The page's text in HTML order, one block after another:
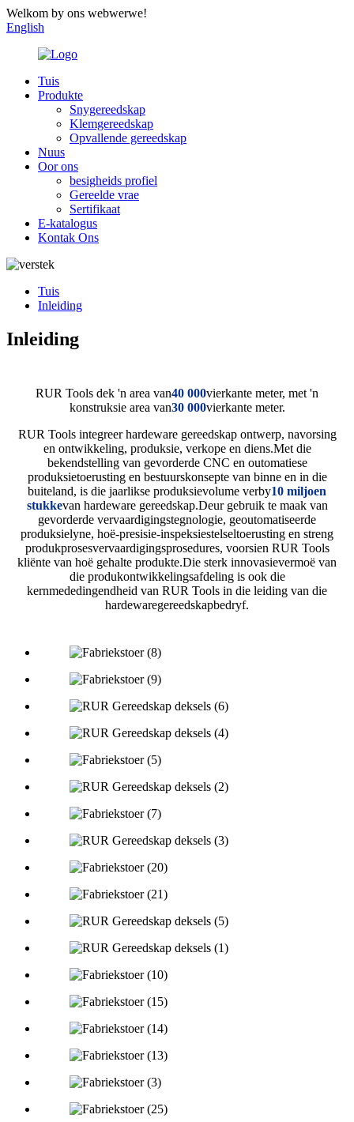
Welkom by ons webwerwe!
English
Tuis
Produkte
Snygereedskap
Klemgereedskap
Opvallende gereedskap
Nuus
Oor ons
besigheids profiel
Gereelde vrae
Sertifikaat
E-katalogus
Kontak Ons
Tuis
Inleiding
Inleiding
RUR Tools dek 'n area van40 000vierkante meter, met 'n
konstruksie area van30 000vierkante meter.
RUR Tools integreer hardeware gereedskap ontwerp, navorsing
en ontwikkeling, produksie, verkope en diens.Met die
bekendstelling van gevorderde CNC en outomatiese
produksietoerusting en bestuurskonsepte van binne en in die
buiteland, is die jaarlikse produksievolume verby10 miljoen
stukkevan hardeware gereedskap.Deur gebruik te maak van
gevorderde vervaardigingstegnologie, geoutomatiseerde
produksielyne, hoë-presisie-inspeksiestelseltoerusting en streng
produkprosesvervaardigingsprosedures, voorsien RUR Tools
kliënte van hoë gehalte produkte.Die sterk innovasievermoë van
die produkontwikkelingsafdeling is ook die
kernmededingendheid van RUR Tools in die leiding van die
hardewaregereedskapbedryf.